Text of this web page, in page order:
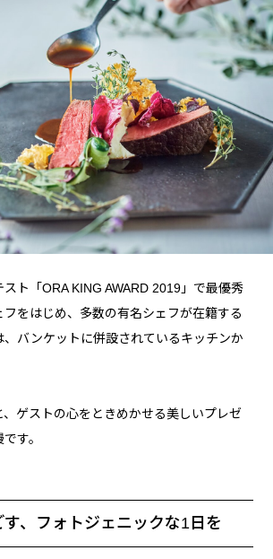
ト「ORA KING AWARD 2019」で最優秀
をはじめ、多数の有名シェフが在籍する
、バンケットに併設されているキッチンか
ゲストの心をときめかせる美しいプレゼ
す。
、フォトジェニックな1日を